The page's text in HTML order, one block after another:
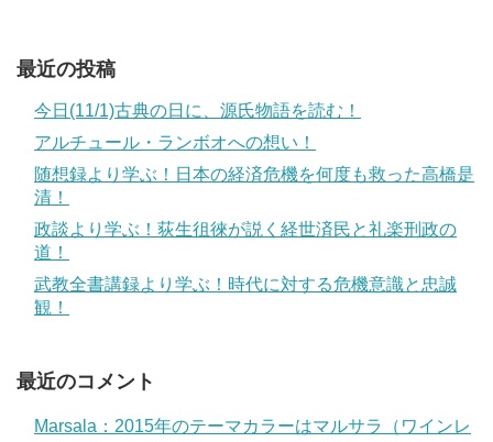
最近の投稿
今日(11/1)古典の日に、源氏物語を読む！
アルチュール・ランボオへの想い！
随想録より学ぶ！日本の経済危機を何度も救った高橋是
清！
政談より学ぶ！荻生徂徠が説く経世済民と礼楽刑政の
道！
武教全書講録より学ぶ！時代に対する危機意識と忠誠
観！
最近のコメント
Marsala：2015年のテーマカラーはマルサラ（ワインレ